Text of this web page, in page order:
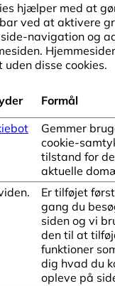
hjælper med at
ved at aktivere
navigation og
disse cookies.
Formål
Gemmer
cookie-
tilstand for
aktuelle
Er tilføjet
gang du
siden og vi
den til at
funktioner
dig hvad du
opleve på